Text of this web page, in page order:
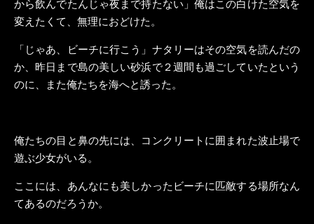
から飲んでたんじゃ夜まで持たない」俺はこの白けた空気を
変えたくて、無理におどけた。
「じゃあ、ビーチに行こう」ナタリーはその空気を読んだの
か、昨日まで島の美しい砂浜で２週間も過ごしていたという
のに、また俺たちを海へと誘った。
俺たちの目と鼻の先には、コンクリートに囲まれた波止場で
遊ぶ少女がいる。
ここには、あんなにも美しかったビーチに匹敵する場所なん
てあるのだろうか。